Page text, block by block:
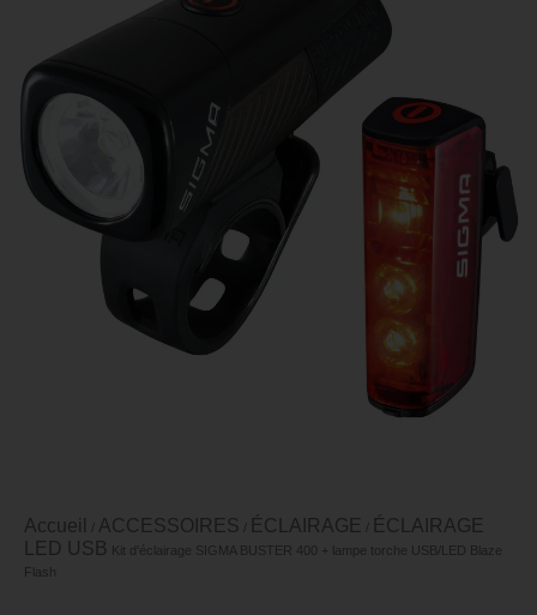
Accueil ACCESSOIRES ÉCLAIRAGE
ÉCLAIRAGE
LED USB Kit d'éclairage SIGMA BUSTER 400 + lampe torche USB/LED Blaze
Flash